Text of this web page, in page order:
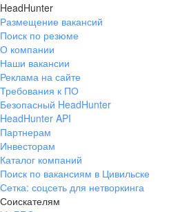
HeadHunter
Размещение вакансий
Поиск по резюме
О компании
Наши вакансии
Реклама на сайте
Требования к ПО
Безопасный HeadHunter
HeadHunter API
Партнерам
Инвесторам
Каталог компаний
Поиск по вакансиям в Цивильске
Сетка: соцсеть для нетворкинга
Соискателям